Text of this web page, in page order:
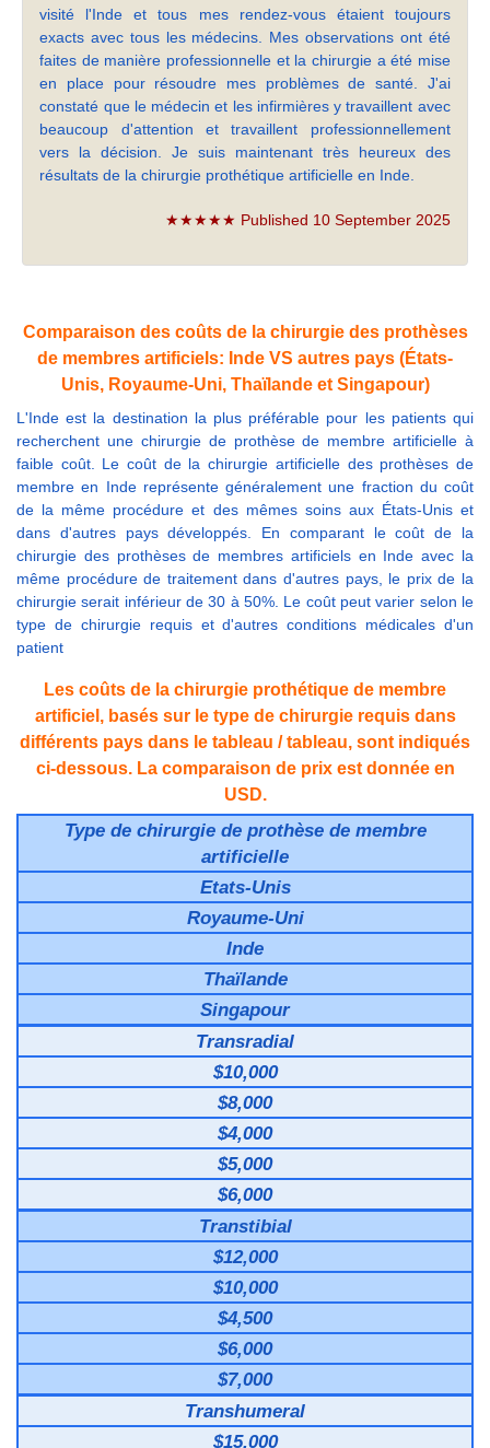
visité l'Inde et tous mes rendez-vous étaient toujours
exacts avec tous les médecins. Mes observations ont été
faites de manière professionnelle et la chirurgie a été mise
en place pour résoudre mes problèmes de santé. J'ai
constaté que le médecin et les infirmières y travaillent avec
beaucoup d'attention et travaillent professionnellement
vers la décision. Je suis maintenant très heureux des
résultats de la chirurgie prothétique artificielle en Inde.
★★★★★ Published 10 September 2025
Comparaison des coûts de la chirurgie des prothèses
de membres artificiels: Inde VS autres pays (États-
Unis, Royaume-Uni, Thaïlande et Singapour)
L'Inde est la destination la plus préférable pour les patients qui
recherchent une chirurgie de prothèse de membre artificielle à
faible coût. Le coût de la chirurgie artificielle des prothèses de
membre en Inde représente généralement une fraction du coût
de la même procédure et des mêmes soins aux États-Unis et
dans d'autres pays développés. En comparant le coût de la
chirurgie des prothèses de membres artificiels en Inde avec la
même procédure de traitement dans d'autres pays, le prix de la
chirurgie serait inférieur de 30 à 50%. Le coût peut varier selon le
type de chirurgie requis et d'autres conditions médicales d'un
patient
Les coûts de la chirurgie prothétique de membre
artificiel, basés sur le type de chirurgie requis dans
différents pays dans le tableau / tableau, sont indiqués
ci-dessous. La comparaison de prix est donnée en
USD.
Type de chirurgie de prothèse de membre
artificielle
Etats-Unis
Royaume-Uni
Inde
Thaïlande
Singapour
Transradial
$10,000
$8,000
$4,000
$5,000
$6,000
Transtibial
$12,000
$10,000
$4,500
$6,000
$7,000
Transhumeral
$15,000